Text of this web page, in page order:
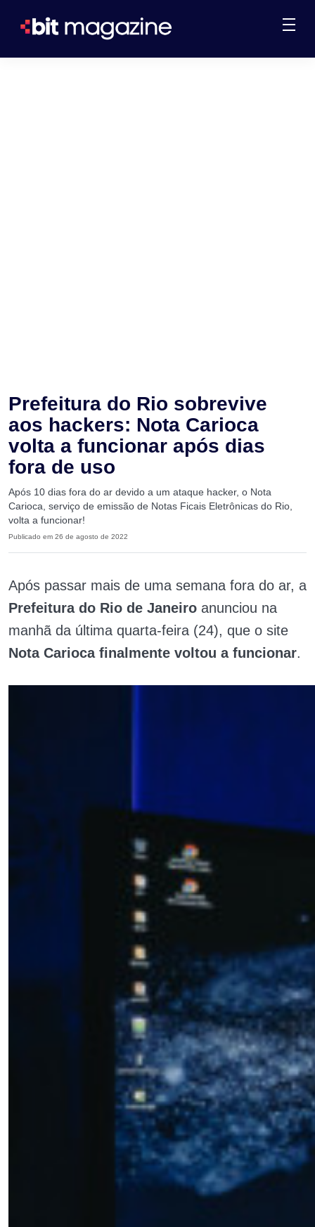
Prefeitura do Rio sobrevive
aos hackers: Nota Carioca
volta a funcionar após dias
fora de uso
Após 10 dias fora do ar devido a um ataque hacker, o Nota
Carioca, serviço de emissão de Notas Ficais Eletrônicas do Rio,
volta a funcionar!
Publicado em 26 de agosto de 2022
Após passar mais de uma semana fora do ar, a
Prefeitura do Rio de Janeiro anunciou na
manhã da última quarta-feira (24), que o site
Nota Carioca finalmente voltou a funcionar.